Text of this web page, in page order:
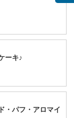
ーキ♪
・パフ・アロマイ